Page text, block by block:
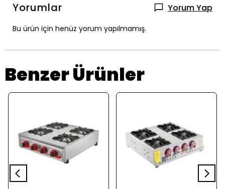
Yorumlar Yorum Yap
Bu ürün için henüz yorum yapılmamış.
Benzer Ürünler